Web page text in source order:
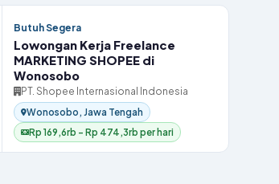
Butuh Segera
Lowongan Kerja Freelance
MARKETING SHOPEE di
Wonosobo
PT. Shopee Internasional Indonesia
Wonosobo, Jawa Tengah
Rp 169,6rb – Rp 474,3rb per hari